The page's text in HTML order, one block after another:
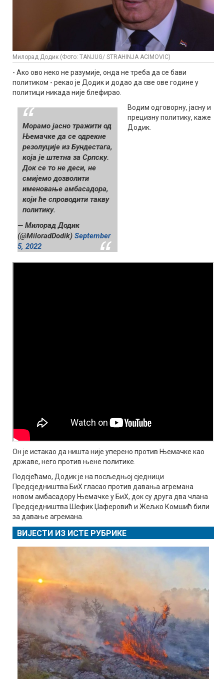
Милорад Додик (Фото: TANJUG/ STRAHINJA ACIMOVIC)
- Ако ово неко не разумије, онда не треба да се бави
политиком - рекао је Додик и додао да све ове године у
политици никада није блефирао.
Морамо јасно тражити од
Њемачке да се одрекне
резолуције из Бундестага,
која је штетна за Српску.
Док се то не деси, не
смијемо дозволити
именовање амбасадора,
који ће спроводити такву
политику.
— Милорад Додик
(@MiloradDodik) September
5, 2022
Водим одговорну, јасну и
прецизну политику, каже
Додик.
Он је истакао да ништа није уперено против Њемачке као
државе, него против њене политике.
Подсјећамо, Додик је на посљедњој сједници
Предсједништва БиХ гласао против давања агремана
новом амбасадору Њемачке у БиХ, док су друга два члана
Предсједништва Шефик Џаферовић и Жељко Комшић били
за давање агремана.
ВИЈЕСТИ ИЗ ИСТЕ РУБРИКЕ